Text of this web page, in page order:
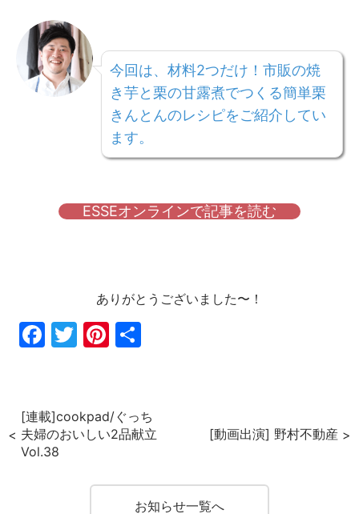
今回は、材料2つだけ！市販の焼
き芋と栗の甘露煮でつくる簡単栗
きんとんのレシピをご紹介してい
ます。
ESSEオンラインで記事を読む
ありがとうございました〜！
Fac
Twi
Pin
[連載]cookpad/ぐっち
夫婦のおいしい2品献立
Vol.38
[動画出演] 野村不動産
お知らせ一覧へ